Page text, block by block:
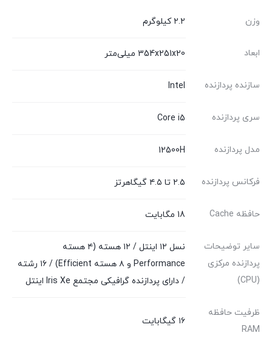
وزن ۲.۲ کیلوگرم
ابعاد 354x251x20 میلی‌متر
سازنده پردازنده Intel
سری پردازنده Core i5
مدل پردازنده 12500H
فرکانس پردازنده ۲.۵ تا ۴.۵ گیگاهرتز
حافظه Cache 18 مگابایت
سایر توضیحات
پردازنده مرکزی
(CPU)
نسل ۱۲ اینتل / ۱۲ هسته (۴ هسته
Performance و ۸ هسته Efficient) / ۱۶ رشته
/ دارای پردازنده گرافیکی مجتمع Iris Xe اینتل
ظرفیت حافظه
RAM
۱۶ گیگابایت